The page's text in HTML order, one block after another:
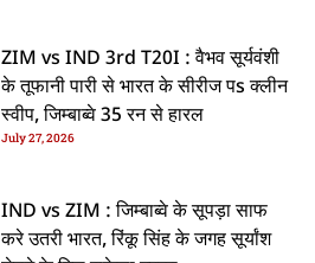
ZIM vs IND 3rd T20I : वैभव सूर्यवंशी
के तूफानी पारी से भारत के सीरीज पs क्लीन
स्वीप, जिम्बाब्वे 35 रन से हारल
July 27, 2026
IND vs ZIM : जिम्बाब्वे के सूपड़ा साफ
करे उतरी भारत, रिंकू सिंह के जगह सूर्यांश